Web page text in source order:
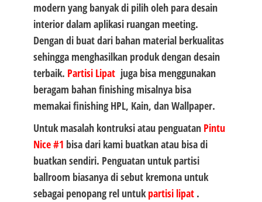
modern yang banyak di pilih oleh para desain
interior dalam aplikasi ruangan meeting.
Dengan di buat dari bahan material berkualitas
sehingga menghasilkan produk dengan desain
terbaik. Partisi Lipat juga bisa menggunakan
beragam bahan finishing misalnya bisa
memakai finishing HPL, Kain, dan Wallpaper.
Untuk masalah kontruksi atau penguatan Pintu
Nice #1 bisa dari kami buatkan atau bisa di
buatkan sendiri. Penguatan untuk partisi
ballroom biasanya di sebut kremona untuk
sebagai penopang rel untukpartisi lipat .